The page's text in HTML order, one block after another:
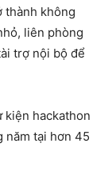
thành không
liên phòng
trợ nội bộ để
kiện hackathon
năm tại hơn 45